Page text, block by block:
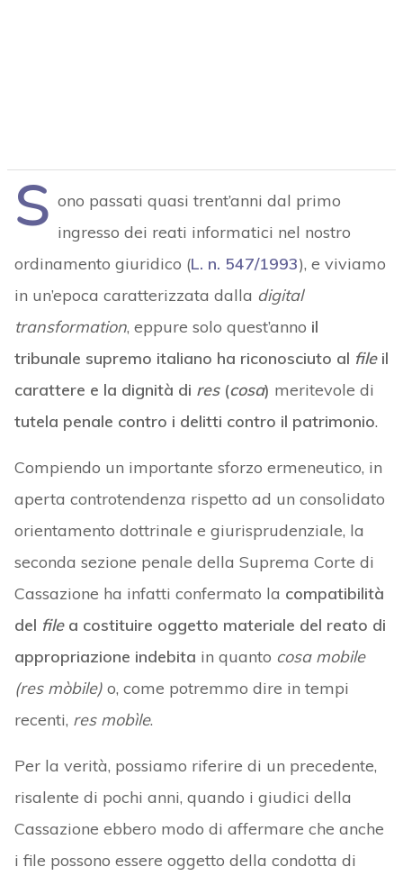
S ono passati quasi trent’anni dal primo
ingresso dei reati informatici nel nostro
ordinamento giuridico (L. n. 547/1993), e viviamo
in un’epoca caratterizzata dalla digital
transformation, eppure solo quest’anno il
tribunale supremo italiano ha riconosciuto al file il
carattere e la dignità di res(cosa) meritevole di
tutela penale contro i delitti contro il patrimonio.
Compiendo un importante sforzo ermeneutico, in
aperta controtendenza rispetto ad un consolidato
orientamento dottrinale e giurisprudenziale, la
seconda sezione penale della Suprema Corte di
Cassazione ha infatti confermato la compatibilità
del filea costituire oggetto materiale del reato di
appropriazione indebita in quanto cosa mobile
(res mòbile) o, come potremmo dire in tempi
recenti, res mobìle.
Per la verità, possiamo riferire di un precedente,
risalente di pochi anni, quando i giudici della
Cassazione ebbero modo di affermare che anche
i file possono essere oggetto della condotta di